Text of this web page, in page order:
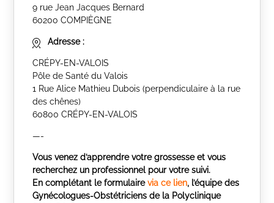
9 rue Jean Jacques Bernard
60200 COMPIÈGNE
Adresse :
CRÉPY-EN-VALOIS
Pôle de Santé du Valois
1 Rue Alice Mathieu Dubois (perpendiculaire à la rue
des chênes)
60800 CRÉPY-EN-VALOIS
—-
Vous venez d’apprendre votre grossesse et vous
recherchez un professionnel pour votre suivi.
En complétant le formulairevia ce lien, l’équipe des
Gynécologues-Obstétriciens de la Polyclinique